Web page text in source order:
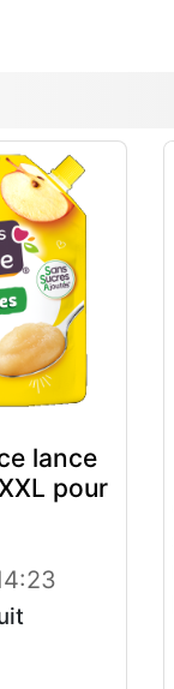
lance
pour